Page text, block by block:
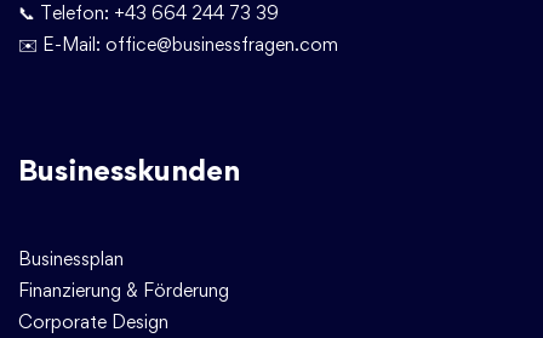
📞 Telefon: +43 664 244 73 39
✉️ E-Mail: office@businessfragen.com
Businesskunden
Businessplan
Finanzierung & Förderung
Corporate Design